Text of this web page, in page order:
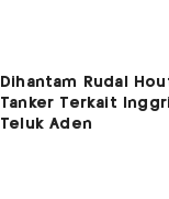
Dihantam Rudal
Tanker Terkait
Teluk Aden